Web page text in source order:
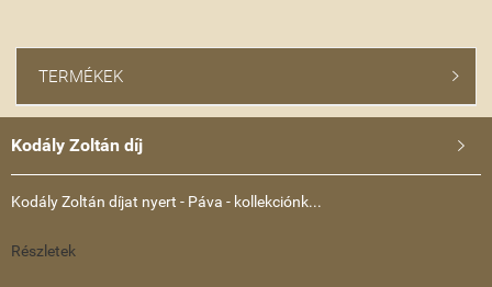
TERMÉKEK 
Kodály Zoltán díj 
Kodály Zoltán díjat nyert - Páva - kollekciónk...
Részletek